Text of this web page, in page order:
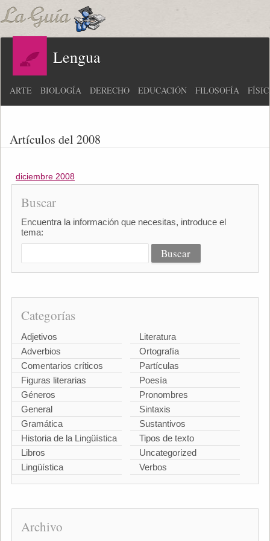
Lengua
ARTE BIOLOGÍA DERECHO EDUCACIÓN FILOSOFÍA
Artículos del 2008
diciembre 2008
Buscar
Encuentra la información que necesitas, introduce el
tema:
Categorías
Adjetivos
Adverbios
Comentarios críticos
Figuras literarias
Géneros
General
Gramática
Historia de la Lingüística
Libros
Lingüística
Literatura
Ortografía
Partículas
Poesía
Pronombres
Sintaxis
Sustantivos
Tipos de texto
Uncategorized
Verbos
Archivo